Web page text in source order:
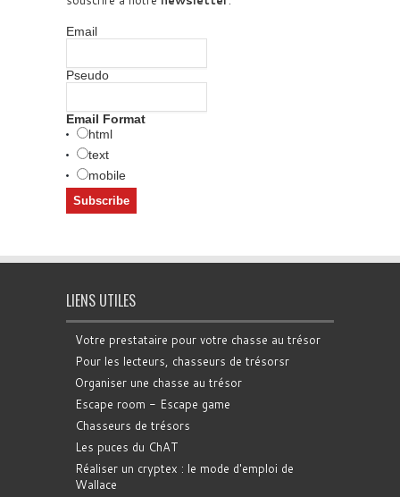
Email
Pseudo
Email Format
html
text
mobile
LIENS UTILES
Votre prestataire pour votre chasse au trésor
Pour les lecteurs, chasseurs de trésorsr
Organiser une chasse au trésor
Escape room - Escape game
Chasseurs de trésors
Les puces du ChAT
Réaliser un cryptex : le mode d'emploi de
Wallace